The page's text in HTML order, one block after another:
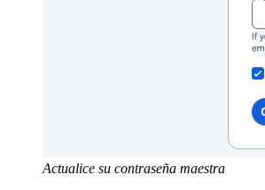
Actualice su contraseña maestra